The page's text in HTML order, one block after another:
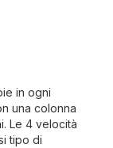
in ogni
una colonna
Le 4 velocità
tipo di